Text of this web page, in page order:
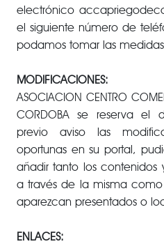
electrónico
el siguiente número de
podamos tomar las
MODIFICACIONES:
ASOCIACION CENTRO
CORDOBA se reserva el
previo aviso las
oportunas en su portal,
añadir tanto los contenidos
a través de la misma
aparezcan presentados o
ENLACES: